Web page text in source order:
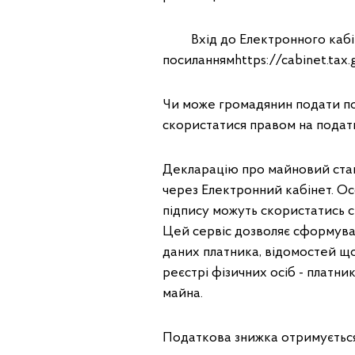
Вхід до Електронного
посиланнямhttps://
Чи може громадянин подати
скористатися правом на
Декларацію про майновий
через Електронний кабінет.
підпису можуть скористатись
Цей сервіс дозволяє
даних платника, відомостей
реєстрі фізичних осіб -
майна.
Податкова знижка